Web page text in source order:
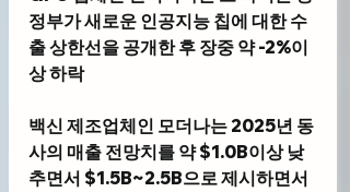
정부가 새로운 인공지능 칩에 대한 수
출 상한선을 공개한 후 장중 약 -2%이
상 하락
백신 제조업체인 모더나는 2025년 동
사의 매출 전망치를 약 $1.0B이상 낮
추면서 $1.5B~2.5B으로 제시하면서